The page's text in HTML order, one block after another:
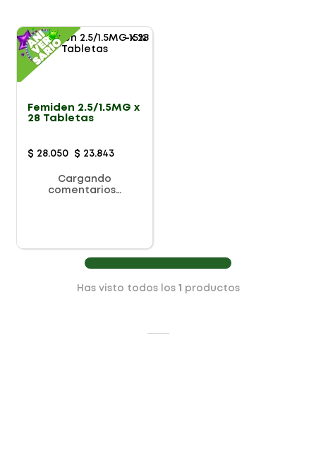
-15%
Femiden 2.5/1.5MG x
28 Tabletas
$ 28.050 $ 23.843
Cargando
comentarios…
Has visto todos los productos